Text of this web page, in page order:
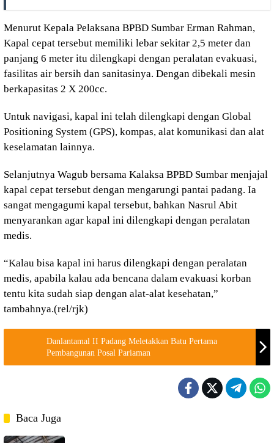
Menurut Kepala Pelaksana BPBD Sumbar Erman Rahman,
Kapal cepat tersebut memiliki lebar sekitar 2,5 meter dan
panjang 6 meter itu dilengkapi dengan peralatan evakuasi,
fasilitas air bersih dan sanitasinya. Dengan dibekali mesin
berkapasitas 2 X 200cc.
Untuk navigasi, kapal ini telah dilengkapi dengan Global
Positioning System (GPS), kompas, alat komunikasi dan alat
keselamatan lainnya.
Selanjutnya Wagub bersama Kalaksa BPBD Sumbar menjajal
kapal cepat tersebut dengan mengarungi pantai padang. Ia
sangat mengagumi kapal tersebut, bahkan Nasrul Abit
menyarankan agar kapal ini dilengkapi dengan peralatan
medis.
“Kalau bisa kapal ini harus dilengkapi dengan peralatan
medis, apabila kalau ada bencana dalam evakuasi korban
tentu kita sudah siap dengan alat-alat kesehatan,”
tambahnya.(rel/rjk)
Danlantamal II Padang Meletakkan Batu Pertama
Pembangunan Posal Pariaman
Baca Juga